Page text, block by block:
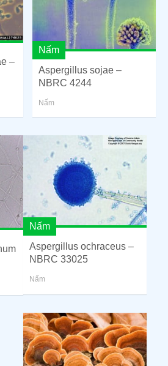
–
Nấm
Aspergillus sojae –
NBRC 4244
Nấm
Nấm
Aspergillus ochraceus –
NBRC 33025
Nấm